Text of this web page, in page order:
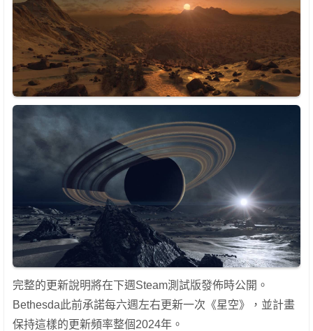
完整的更新說明將在下週Steam測試版發佈時公開。
Bethesda此前承諾每六週左右更新一次《星空》，並計畫
保持這樣的更新頻率整個2024年。